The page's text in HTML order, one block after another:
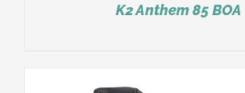
K2 Anthem 85 BOA